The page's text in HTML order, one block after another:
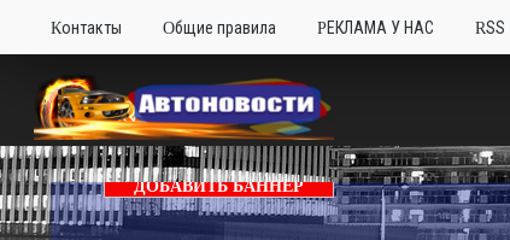
Контакты Общие правила РЕКЛАМА У НАС RSS
ДОБАВИТЬ БАННЕР